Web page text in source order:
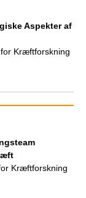
Aspekter af
Kræftforskning
Kræftforskning